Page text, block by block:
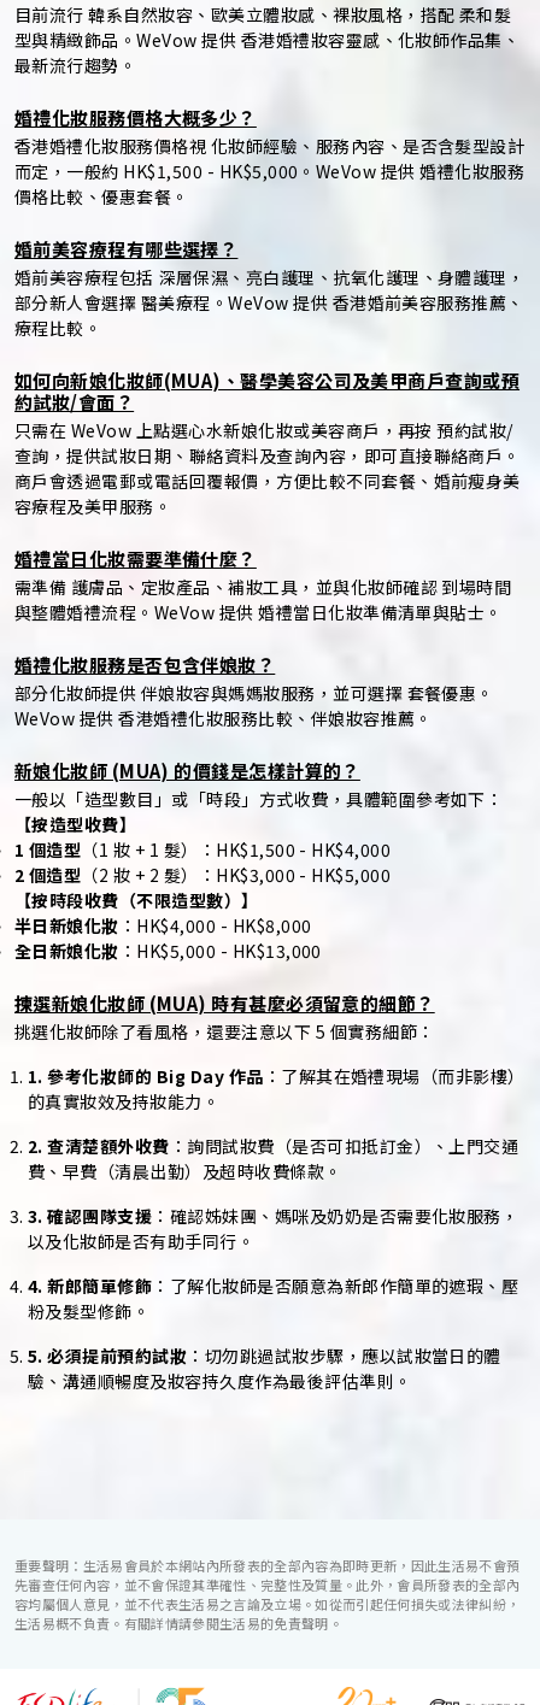
目前流行 韓系自然妝容、歐美立體妝感、裸妝風格，搭配 柔和髮
型與精緻飾品。WeVow 提供 香港婚禮妝容靈感、化妝師作品集、
最新流行趨勢。
婚禮化妝服務價格大概多少？
香港婚禮化妝服務價格視 化妝師經驗、服務內容、是否含髮型設計
而定，一般約 HK$1,500 - HK$5,000。WeVow 提供 婚禮化妝服務
價格比較、優惠套餐。
婚前美容療程有哪些選擇？
婚前美容療程包括 深層保濕、亮白護理、抗氧化護理、身體護理，
部分新人會選擇 醫美療程。WeVow 提供 香港婚前美容服務推薦、
療程比較。
如何向新娘化妝師(MUA)、醫學美容公司及美甲商戶查詢或預
約試妝/會面？
只需在 WeVow 上點選心水新娘化妝或美容商戶，再按 預約試妝/
查詢，提供試妝日期、聯絡資料及查詢內容，即可直接聯絡商戶。
商戶會透過電郵或電話回覆報價，方便比較不同套餐、婚前瘦身美
容療程及美甲服務。
婚禮當日化妝需要準備什麼？
需準備 護膚品、定妝產品、補妝工具，並與化妝師確認 到場時間
與整體婚禮流程。WeVow 提供 婚禮當日化妝準備清單與貼士。
婚禮化妝服務是否包含伴娘妝？
部分化妝師提供 伴娘妝容與媽媽妝服務，並可選擇 套餐優惠。
WeVow 提供 香港婚禮化妝服務比較、伴娘妝容推薦。
新娘化妝師 (MUA) 的價錢是怎樣計算的？
一般以「造型數目」或「時段」方式收費，具體範圍參考如下：
【按造型收費】
1 個造型 （1 妝 + 1 髮）：HK$1,500 - HK$4,000
2 個造型 （2 妝 + 2 髮）：HK$3,000 - HK$5,000
【按時段收費（不限造型數）】
半日新娘化妝 ：HK$4,000 - HK$8,000
全日新娘化妝 ：HK$5,000 - HK$13,000
揀選新娘化妝師 (MUA) 時有甚麼必須留意的細節？
挑選化妝師除了看風格，還要注意以下 5 個實務細節：
1. 參考化妝師的 Big Day 作品 ：了解其在婚禮現場（而非影樓）
的真實妝效及持妝能力。
2. 查清楚額外收費 ：詢問試妝費（是否可扣抵訂金）、上門交通
費、早費（清晨出勤）及超時收費條款。
3. 確認團隊支援 ：確認姊妹團、媽咪及奶奶是否需要化妝服務，
以及化妝師是否有助手同行。
4. 新郎簡單修飾 ：了解化妝師是否願意為新郎作簡單的遮瑕、壓
粉及髮型修飾。
5. 必須提前預約試妝 ：切勿跳過試妝步驟，應以試妝當日的體
驗、溝通順暢度及妝容持久度作為最後評估準則。
重要聲明：生活易會員於本網站內所發表的全部內容為即時更新，因此生活易不會預
先審查任何內容，並不會保證其準確性、完整性及質量。此外，會員所發表的全部內
容均屬個人意見，並不代表生活易之言論及立場。如從而引起任何損失或法律糾紛，
生活易概不負責。有關詳情請參閱生活易的免責聲明。